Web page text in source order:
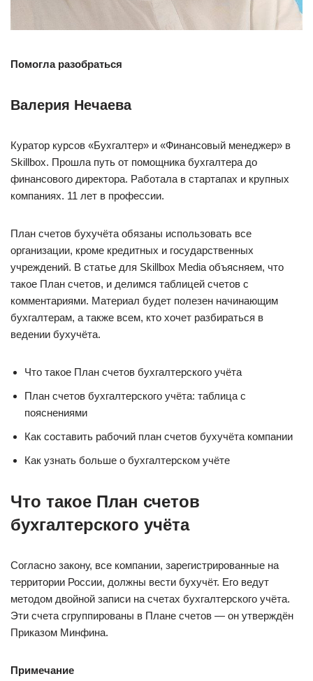
Помогла разобраться
Валерия Нечаева
Куратор курсов «Бухгалтер» и «Финансовый менеджер» в
Skillbox. Прошла путь от помощника бухгалтера до
финансового директора. Работала в стартапах и крупных
компаниях. 11 лет в профессии.
План счетов бухучёта обязаны использовать все
организации, кроме кредитных и государственных
учреждений. В статье для Skillbox Media объясняем, что
такое План счетов, и делимся таблицей счетов с
комментариями. Материал будет полезен начинающим
бухгалтерам, а также всем, кто хочет разбираться в
ведении бухучёта.
Что такое План счетов бухгалтерского учёта
План счетов бухгалтерского учёта: таблица с
пояснениями
Как составить рабочий план счетов бухучёта компании
Как узнать больше о бухгалтерском учёте
Что такое План счетов
бухгалтерского учёта
Согласно закону, все компании, зарегистрированные на
территории России, должны вести бухучёт. Его ведут
методом двойной записи на счетах бухгалтерского учёта.
Эти счета сгруппированы в Плане счетов — он утверждён
Приказом Минфина.
Примечание